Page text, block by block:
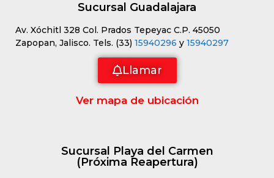
Sucursal Guadalajara
Av. Xóchitl 328 Col. Prados Tepeyac C.P. 45050
Zapopan, Jalisco. Tels. (33) 15940296 y 15940297
Llamar
Ver mapa de ubicación
Sucursal Playa del Carmen
(Próxima Reapertura)